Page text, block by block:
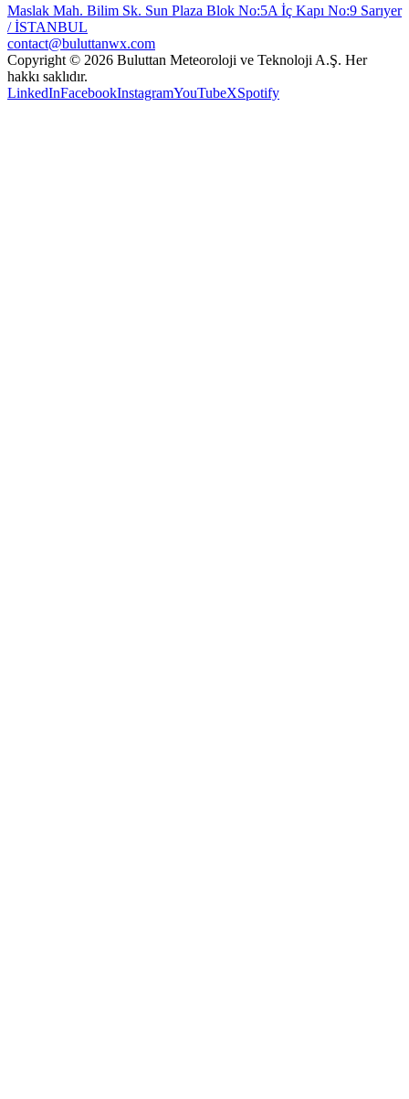
Maslak Mah. Bilim Sk. Sun Plaza Blok No:5A İç Kapı No:9 Sarıyer
/ İSTANBUL
contact@buluttanwx.com
Copyright © 2026 Buluttan Meteoroloji ve Teknoloji A.Ş. Her
hakkı saklıdır.
LinkedInFacebookInstagramYouTubeXSpotify